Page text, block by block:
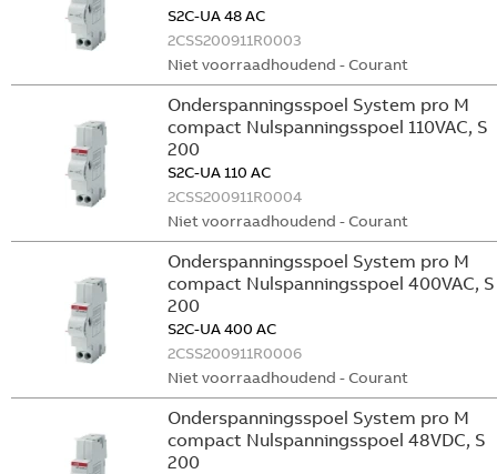
S2C-UA 48 AC
2CSS200911R0003
Niet voorraadhoudend - Courant
Onderspanningsspoel System pro M
compact Nulspanningsspoel 110VAC, S
200
S2C-UA 110 AC
2CSS200911R0004
Niet voorraadhoudend - Courant
Onderspanningsspoel System pro M
compact Nulspanningsspoel 400VAC, S
200
S2C-UA 400 AC
2CSS200911R0006
Niet voorraadhoudend - Courant
Onderspanningsspoel System pro M
compact Nulspanningsspoel 48VDC, S
200